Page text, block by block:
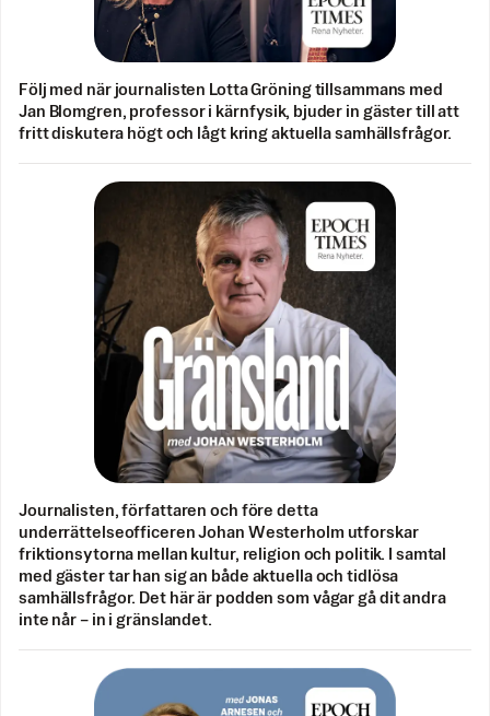
Följ med när journalisten Lotta Gröning tillsammans med
Jan Blomgren, professor i kärnfysik, bjuder in gäster till att
fritt diskutera högt och lågt kring aktuella samhällsfrågor.
Journalisten, författaren och före detta
underrättelseofficeren Johan Westerholm utforskar
friktionsytorna mellan kultur, religion och politik. I samtal
med gäster tar han sig an både aktuella och tidlösa
samhällsfrågor. Det här är podden som vågar gå dit andra
inte når – in i gränslandet.